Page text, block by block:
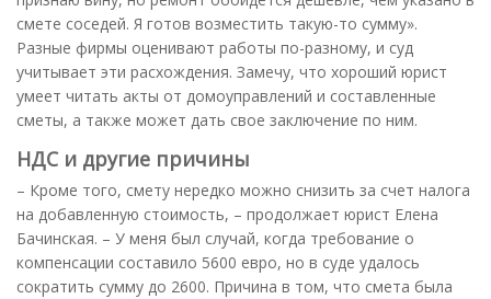
смете соседей. Я готов возместить такую-то сумму».
Разные фирмы оценивают работы по-разному, и суд
учитывает эти расхождения. Замечу, что хороший юрист
умеет читать акты от домоуправлений и составленные
сметы, а также может дать свое заключение по ним.
НДС и другие причины
– Кроме того, смету нередко можно снизить за счет налога
на добавленную стоимость, – продолжает юрист Елена
Бачинская. – У меня был случай, когда требование о
компенсации составило 5600 евро, но в суде удалось
сократить сумму до 2600. Причина в том, что смета была